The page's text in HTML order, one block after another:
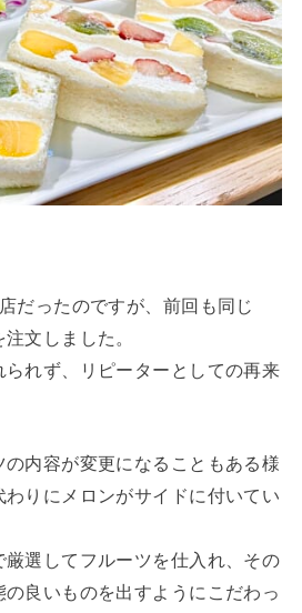
だったのですが、前回も同じ
文しました。
れず、リピーターとしての再来
内容が変更になることもある様
りにメロンがサイドに付いてい
選してフルーツを仕入れ、その
の良いものを出すようにこだわっ